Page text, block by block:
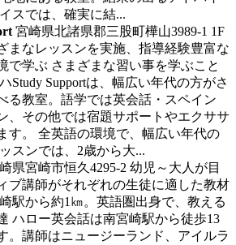
スでは、確実に結...
宮崎県北諸県郡三股町樺山3989-1 1F
まなレッスンを実施、指導経験豊富な
で学ぶ さまざまな習い事を学ぶこと
Study Supportは、幅広い年代の方がさ
る教室。語学では英会話・スペイン
、その他では宿題サポートやエクササ
す。 全英語の環境で、幅広い年代の
スンでは、2歳から大...
県宮崎市恒久4295-2 幼児～大人が目
ブ講師がそれぞれの生徒に適した教材
駅から約1㎞。英語圏出身で、教える
ハロー英会話は南宮崎駅から徒歩13
。講師はニュージーランド、アイルラ